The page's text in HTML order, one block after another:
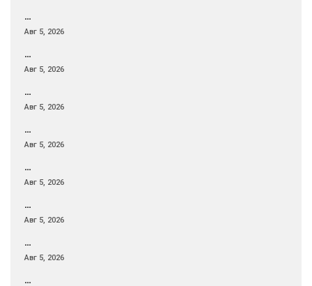
…
Авг 5, 2026
…
Авг 5, 2026
…
Авг 5, 2026
…
Авг 5, 2026
…
Авг 5, 2026
…
Авг 5, 2026
…
Авг 5, 2026
…